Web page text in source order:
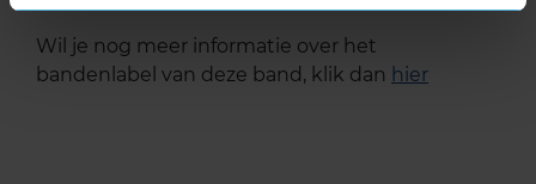
Wil je nog meer informatie over het
bandenlabel van deze band, klik dan hier